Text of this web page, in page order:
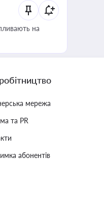
на
мережа
та PR
абонентів